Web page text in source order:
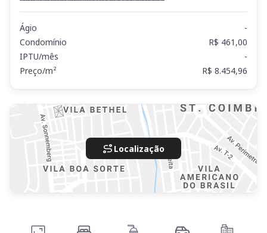
Ágio
-
Condomínio
R$ 461,00
IPTU/mês
-
Preço/m²
R$ 8.454,96
Localização